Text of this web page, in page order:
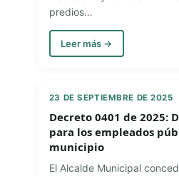
predios…
Leer más →
23 DE SEPTIEMBRE DE 2025
Decreto 0401 de 2025:
para los empleados
municipio
El Alcalde Municipal